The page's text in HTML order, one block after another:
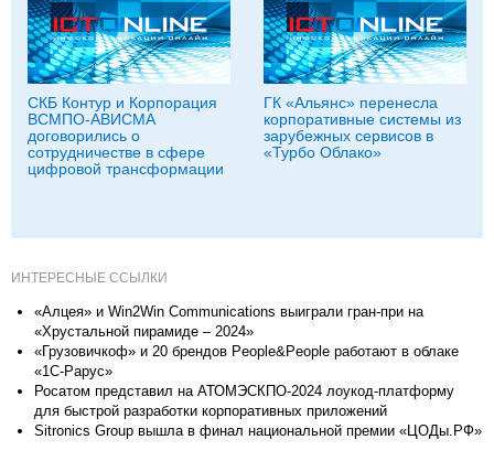
СКБ Контур и Корпорация
ВСМПО-АВИСМА
договорились о
сотрудничестве в сфере
цифровой трансформации
ГК «Альянс» перенесла
корпоративные системы из
зарубежных сервисов в
«Турбо Облако»
ИНТЕРЕСНЫЕ ССЫЛКИ
«Алцея» и Win2Win Communications выиграли гран-при на
«Хрустальной пирамиде – 2024»
«Грузовичкоф» и 20 брендов People&People работают в облаке
«1С-Рарус»
Росатом представил на АТОМЭСКПО-2024 лоукод-платформу
для быстрой разработки корпоративных приложений
Sitronics Group вышла в финал национальной премии «ЦОДы.РФ»